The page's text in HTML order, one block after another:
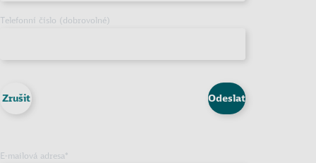
Telefonní číslo (dobrovolné)
Zrušit Odeslat
E-mailová adresa*